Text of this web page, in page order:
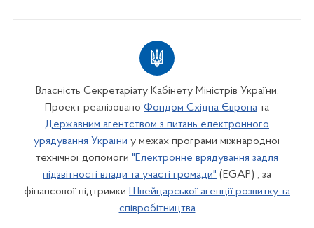
Власність Секретаріату Кабінету Міністрів України.
Проект реалізовано Фондом Східна Європа та
Державним агентством з питань електронного
урядування України у межах програми міжнародної
технічної допомоги "Електронне врядування задля
підзвітності влади та участі громади" (EGAP) , за
фінансової підтримки Швейцарської агенції розвитку та
співробітництва